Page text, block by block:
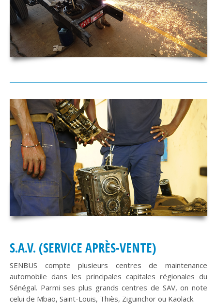
S.A.V. (SERVICE APRÈS-VENTE)
SENBUS compte plusieurs centres de maintenance
automobile dans les principales capitales régionales du
Sénégal. Parmi ses plus grands centres de SAV, on note
celui de Mbao, Saint-Louis, Thiès, Ziguinchor ou Kaolack.